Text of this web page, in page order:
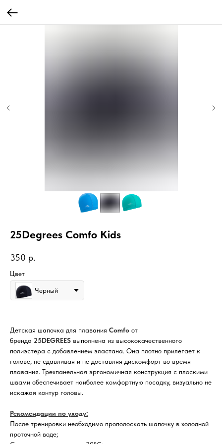
25Degrees Comfo Kids
350 р.
Цвет
Черный
Детская шапочка для плавания Comfo от
бренда 25DEGREES выполнена из высококачественного
полиэстера с добавлением эластана. Она плотно прилегает к
голове, не сдавливая и не доставляя дискомфорт во время
плавания. Трехпанельная эргономичная конструкция с плоскими
швами обеспечивает наиболее комфортную посадку, визуально не
искажая контур головы.
Рекомендации по уходу:
После тренировки необходимо прополоскать шапочку в холодной
проточной воде;